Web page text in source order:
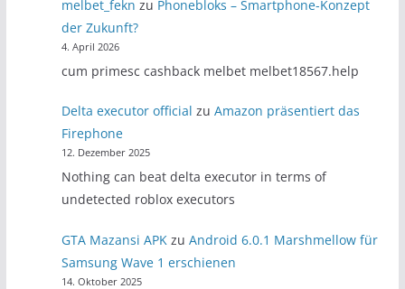
melbet_fekn zu Phonebloks – Smartphone-Konzept
der Zukunft?
4. April 2026
cum primesc cashback melbet melbet18567.help
Delta executor official zuAmazon präsentiert das
Firephone
12. Dezember 2025
Nothing can beat delta executor in terms of
undetected roblox executors
GTA Mazansi APK zuAndroid 6.0.1 Marshmellow für
Samsung Wave 1 erschienen
14. Oktober 2025